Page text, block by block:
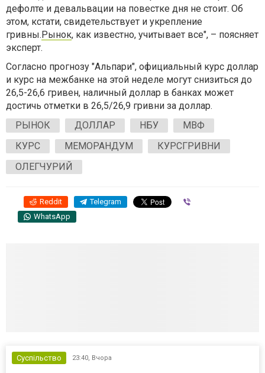
дефолте и девальвации на повестке дня не стоит. Об
этом, кстати, свидетельствует и укрепление
гривны.Рынок, как известно, учитывает все", – поясняет
эксперт.
Согласно прогнозу "Альпари", официальный курс доллар
и курс на межбанке на этой неделе могут снизиться до
26,5-26,6 гривен, наличный доллар в банках может
достичь отметки в 26,5/26,9 гривни за доллар.
РЫНОК
ДОЛЛАР НБУ
МВФ
КУРС
МЕМОРАНДУМ
КУРСГРИВНИ
ОЛЕГЧУРИЙ
Reddit Telegram
WhatsApp
Суспільство 23:40, Вчора